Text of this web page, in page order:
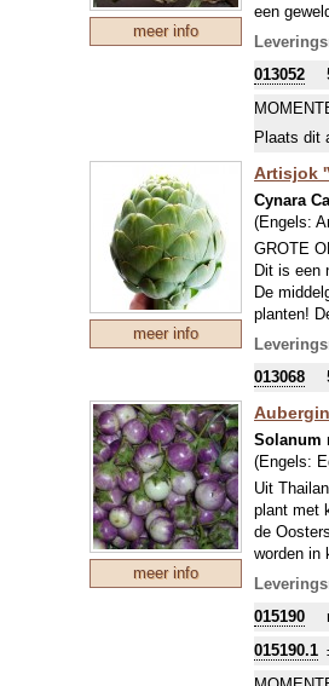
meer info
een
de
bloemen
013052
Plaats dit
meer info
Artisjok
Cynara
(Engels:
GROTE
Dit is een
De
planten!
is dus erg
na het
013068
meer info
Solanum
(Engels:
Uit
plant met
de
worden in
plant!
015190
015190.1